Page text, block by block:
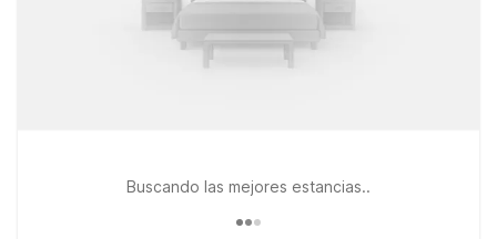
Buscando las mejores estancias..